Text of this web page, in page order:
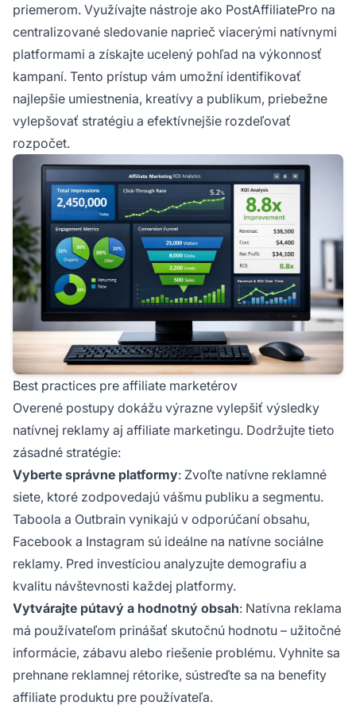
priemerom. Využívajte nástroje ako PostAffiliatePro na
centralizované sledovanie naprieč viacerými natívnymi
platformami a získajte ucelený pohľad na výkonnosť
kampaní. Tento prístup vám umožní identifikovať
najlepšie umiestnenia, kreatívy a publikum, priebežne
vylepšovať stratégiu a efektívnejšie rozdeľovať
rozpočet.
Best practices pre affiliate marketérov
Overené postupy dokážu výrazne vylepšiť výsledky
natívnej reklamy aj affiliate marketingu. Dodržujte tieto
zásadné stratégie:
Vyberte správne platformy: Zvoľte natívne reklamné
siete, ktoré zodpovedajú vášmu publiku a segmentu.
Taboola a Outbrain vynikajú v odporúčaní obsahu,
Facebook a Instagram sú ideálne na natívne sociálne
reklamy. Pred investíciou analyzujte demografiu a
kvalitu návštevnosti každej platformy.
Vytvárajte pútavý a hodnotný obsah: Natívna reklama
má používateľom prinášať skutočnú hodnotu – užitočné
informácie, zábavu alebo riešenie problému. Vyhnite sa
prehnane reklamnej rétorike, sústreďte sa na benefity
affiliate produktu pre používateľa.